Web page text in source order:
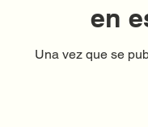
en
Una vez que se